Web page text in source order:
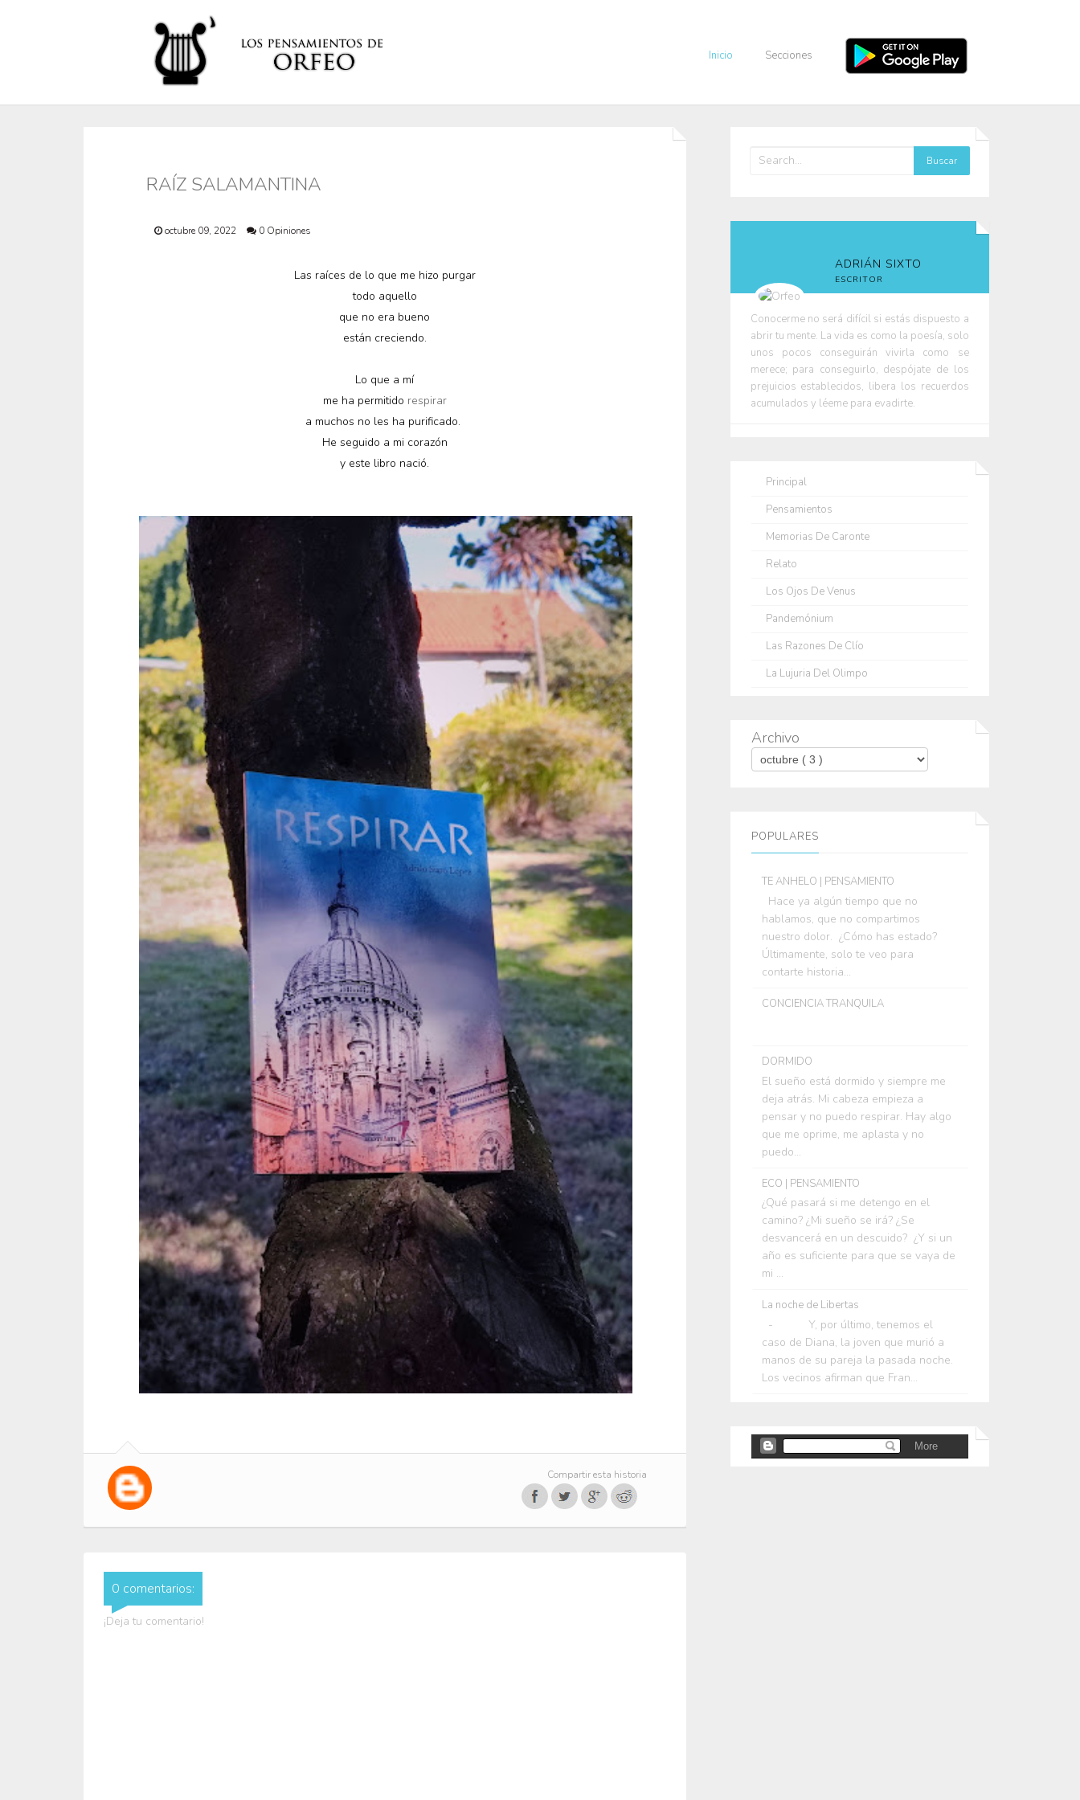
Inicio Secciones
RAÍZ SALAMANTINA
octubre 09, 2022 0 Opiniones
Las raíces de lo que me hizo purgar
todo aquello
que no era bueno
están creciendo.
Lo que a mí
me ha permitido respirar
a muchos no les ha purificado.
He seguido a mi corazón
y este libro nació.
Compartir esta historia
0 comentarios:
¡Deja tu comentario!
ADRIÁN SIXTO
ESCRITOR
Conocerme no será difícil si estás dispuesto a
abrir tu mente. La vida es como la poesía, solo
unos pocos conseguirán vivirla como se
merece; para conseguirlo, despójate de los
prejuicios establecidos, libera los recuerdos
acumulados y léeme para evadirte.
Principal
Pensamientos
Memorias De Caronte
Relato
Los Ojos De Venus
Pandemónium
Las Razones De Clío
La Lujuria Del Olimpo
Archivo
POPULARES
TE ANHELO | PENSAMIENTO
Hace ya algún tiempo que no
hablamos, que no compartimos
nuestro dolor. ¿Cómo has estado?
Últimamente, solo te veo para
contarte historia...
CONCIENCIA TRANQUILA
DORMIDO
El sueño está dormido y siempre me
deja atrás. Mi cabeza empieza a
pensar y no puedo respirar. Hay algo
que me oprime, me aplasta y no
puedo...
ECO | PENSAMIENTO
¿Qué pasará si me detengo en el
camino? ¿Mi sueño se irá? ¿Se
desvancerá en un descuido? ¿Y si un
año es suficiente para que se vaya de
mi ...
La noche de Libertas
- Y, por último, tenemos el
caso de Diana, la joven que murió a
manos de su pareja la pasada noche.
Los vecinos afirman que Fran...